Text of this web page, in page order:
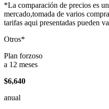
*La comparación de precios es
mercado,tomada de varios
tarifas aqui presentadas pueden
Otros*
Plan forzoso
a 12 meses
$6,640
anual